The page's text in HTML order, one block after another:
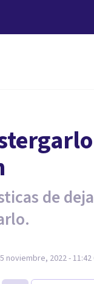
de
noviembre, 2022 - 11:42